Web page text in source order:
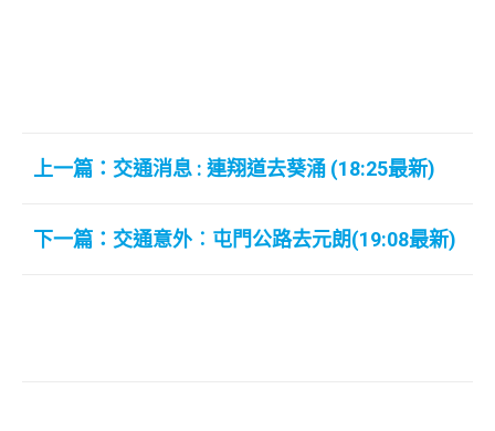
上一篇：交通消息 : 連翔道去葵涌 (18:25最新)
下一篇：交通意外︰屯門公路去元朗(19:08最新)